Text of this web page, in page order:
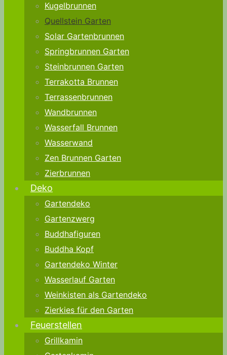
Kugelbrunnen
Quellstein Garten
Solar Gartenbrunnen
Springbrunnen Garten
Steinbrunnen Garten
Terrakotta Brunnen
Terrassenbrunnen
Wandbrunnen
Wasserfall Brunnen
Wasserwand
Zen Brunnen Garten
Zierbrunnen
Deko
Gartendeko
Gartenzwerg
Buddhafiguren
Buddha Kopf
Gartendeko Winter
Wasserlauf Garten
Weinkisten als Gartendeko
Zierkies für den Garten
Feuerstellen
Grillkamin